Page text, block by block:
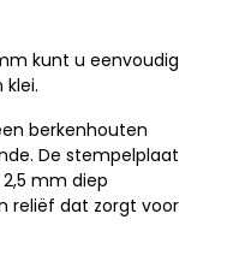
kunt u eenvoudig
berkenhouten
De stempelplaat
mm diep
reliëf dat zorgt voor